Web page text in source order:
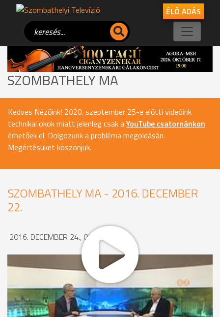
ÉLŐ ADÁS
SZOMBATHELY MA
Kedves Nézőink! 2020. szeptember 25-e előtti videóink
technikai okok miatt jelenleg csak aYouTube csatornánkon
érhetőek el. Dolgozunk a probléma megoldásán.
Megértésüket köszönjük.
SZOMBATHELY MA - 2016. DECEMBER
22.
2016. DECEMBER 24., 00:56
MEGOSZTÁS